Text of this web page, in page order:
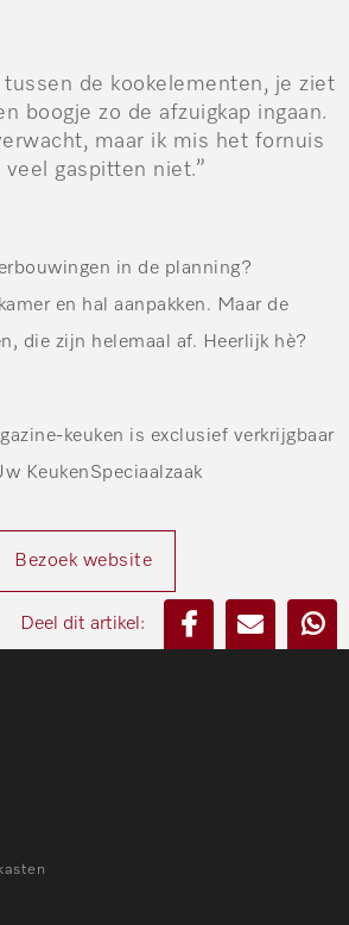
tussen de kookelementen, je ziet
boogje zo de afzuigkap ingaan.
maar ik mis het fornuis
veel gaspitten niet.”
in de planning?
en hal aanpakken. Maar de
die zijn helemaal af. Heerlijk hè?
keuken is exclusief verkrijgbaar
KeukenSpeciaalzaak
Bezoek website
Deel dit artikel: